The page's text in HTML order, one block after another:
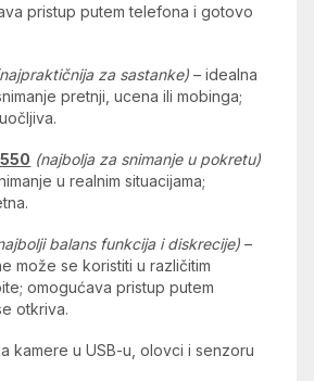
pristup putem telefona i gotovo
za sastanke) – idealna
pretnji, ucena ili mobinga;
(najbolja za snimanje u pokretu)
u realnim situacijama;
balans funkcija i diskrecije) –
može se koristiti u različitim
omogućava pristup putem
otkriva.
kamere u USB-u, olovci i senzoru